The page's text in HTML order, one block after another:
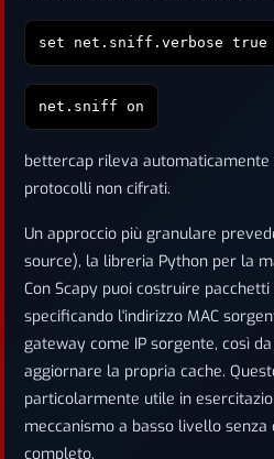
set net.sniff.verbose true
net.sniff on
bettercap rileva automaticamente
protocolli non cifrati.
Un approccio più granulare
source), la libreria Python per la
Con Scapy puoi costruire
specificando l'indirizzo MAC
gateway come IP sorgente, così
aggiornare la propria cache.
particolarmente utile in
meccanismo a basso livello
completo.